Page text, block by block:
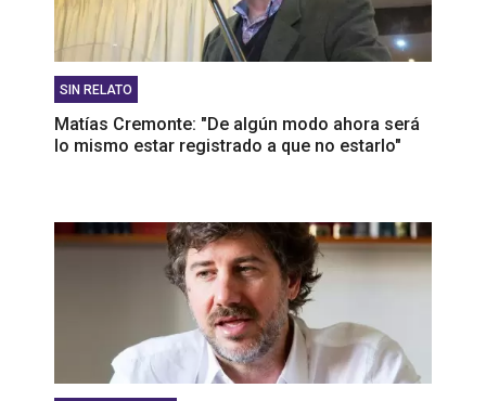
SIN RELATO
Matías Cremonte: "De algún modo ahora será
lo mismo estar registrado a que no estarlo"